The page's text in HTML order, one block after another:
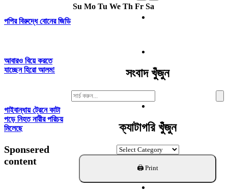
পপির বিরুদ্ধে বোনের জিডি
আবারও বিয়ে করতে
যাচ্ছেন হিরো আলম!
গাইবান্ধায় ট্রেনে কাটা
পড়ে নিহত নারীর পরিচয়
মিলেছে
Sponsered
content
Su Mo Tu We Th Fr Sa
সংবাদ খুঁজুন
Search
For:
ক্যাটাগরি খুঁজুন
ক্যাটাগরি
খুঁজুন